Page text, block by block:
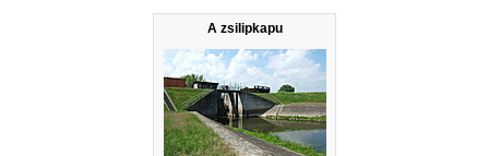
A zsilipkapu